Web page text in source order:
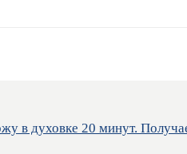
в духовке 20 минут.